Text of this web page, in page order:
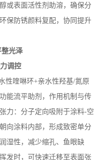
或表面活性剂助溶，确保分
保防锈颜料复配，协同提升
整光泽
调控
性喹啉环+亲水性羟基/氮原
能流平助剂，作用机制与传
力：分子定向吸附于涂料-空
向涂料内部，形成致密单分
湿性，减少缩孔、鱼眼缺
发时，可快速迁移至表面张